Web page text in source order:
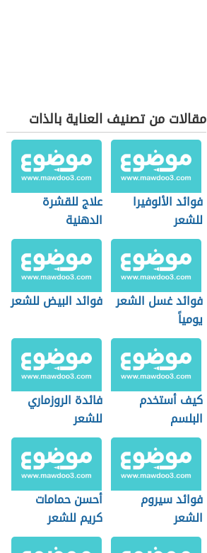
مقالات من تصنيف العناية بالذات
فوائد الألوفيرا
للشعر
علاج للقشرة
الدهنية
فوائد غسل الشعر
يومياً
فوائد البيض للشعر
كيف أستخدم
البلسم
فائدة الروزماري
للشعر
فوائد سيروم
الشعر
أحسن حمامات
كريم للشعر